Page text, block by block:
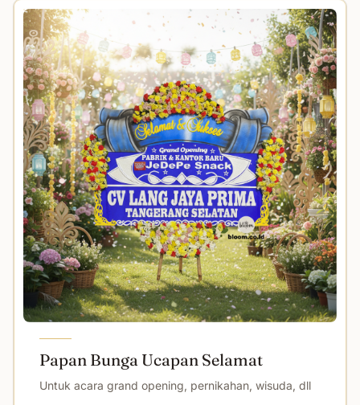
Papan Bunga Ucapan Selamat
Untuk acara grand opening, pernikahan, wisuda, dll